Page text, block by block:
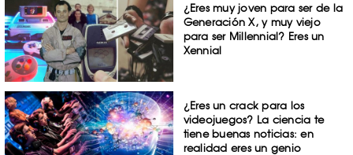
¿Eres muy joven para ser de la
Generación X, y muy viejo
para ser Millennial? Eres un
Xennial
¿Eres un crack para los
videojuegos? La ciencia te
tiene buenas noticias: en
realidad eres un genio